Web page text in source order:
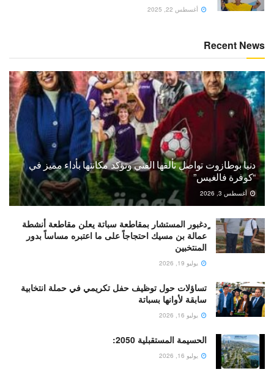
أغسطس 22, 2025
Recent News
دنيا بوطازوت تواصل تألقها الفني وتؤكد مكانتها بأداء مميز في
“كوفرة فالغيس”
أغسطس 3, 2026
ٍدغبور المستشار بمقاطعة سباتة يعلن مقاطعة أنشطة
عمالة بن مسيك احتجاجاً على ما اعتبره مساساً بدور
المنتخبين
يوليو 19, 2026
تساؤلات حول توظيف حفل تكريمي في حملة انتخابية
سابقة لأوانها بسباتة
يوليو 16, 2026
الحسيمة المستقبلية 2050:
يوليو 16, 2026